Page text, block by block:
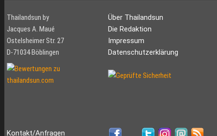
Thailandsun by
Jacques A. Maué
Ostelsheimer Str. 27
D-71034 Böblingen
Über Thailandsun
Die Redaktion
Impressum
Datenschutzerklärung
Kontakt/Anfragen